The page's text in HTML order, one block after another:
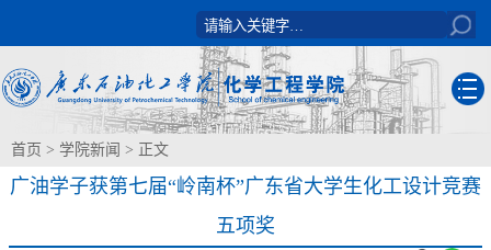
首页 > 学院新闻 > 正文
广油学子获第七届“岭南杯”广东省大学生化工设计竞赛
五项奖